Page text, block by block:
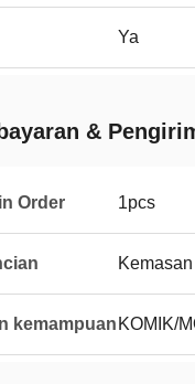
Ya
&
Order 1pcs
kemampuan KOMIK/